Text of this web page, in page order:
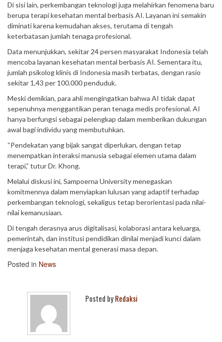
Di sisi lain, perkembangan teknologi juga melahirkan fenomena baru
berupa terapi kesehatan mental berbasis AI. Layanan ini semakin
diminati karena kemudahan akses, terutama di tengah
keterbatasan jumlah tenaga profesional.
Data menunjukkan, sekitar 24 persen masyarakat Indonesia telah
mencoba layanan kesehatan mental berbasis AI. Sementara itu,
jumlah psikolog klinis di Indonesia masih terbatas, dengan rasio
sekitar 1,43 per 100.000 penduduk.
Meski demikian, para ahli mengingatkan bahwa AI tidak dapat
sepenuhnya menggantikan peran tenaga medis profesional. AI
hanya berfungsi sebagai pelengkap dalam memberikan dukungan
awal bagi individu yang membutuhkan.
“Pendekatan yang bijak sangat diperlukan, dengan tetap
menempatkan interaksi manusia sebagai elemen utama dalam
terapi,” tutur Dr. Khong.
Melalui diskusi ini, Sampoerna University menegaskan
komitmennya dalam menyiapkan lulusan yang adaptif terhadap
perkembangan teknologi, sekaligus tetap berorientasi pada nilai-
nilai kemanusiaan.
Di tengah derasnya arus digitalisasi, kolaborasi antara keluarga,
pemerintah, dan institusi pendidikan dinilai menjadi kunci dalam
menjaga kesehatan mental generasi masa depan.
Posted in News
Posted byRedaksi